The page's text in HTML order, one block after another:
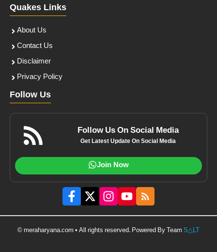
Quakes Links
About Us
Contact Us
Disclaimer
Privacy Policy
Follow Us
Follow Us On Social Media
Get Latest Update On Social Media
Join Now
© meraharyana.com • All rights reserved. Powered By Team S△LT